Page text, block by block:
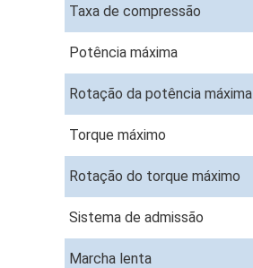
Taxa de compressão
Potência máxima
Rotação da potência máxima
Torque máximo
Rotação do torque máximo
Sistema de admissão
Marcha lenta